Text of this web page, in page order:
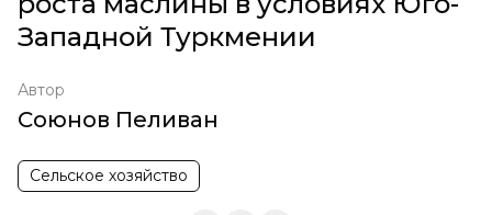
Западной Туркмении
Автор
Союнов Пеливан
Сельское хозяйство